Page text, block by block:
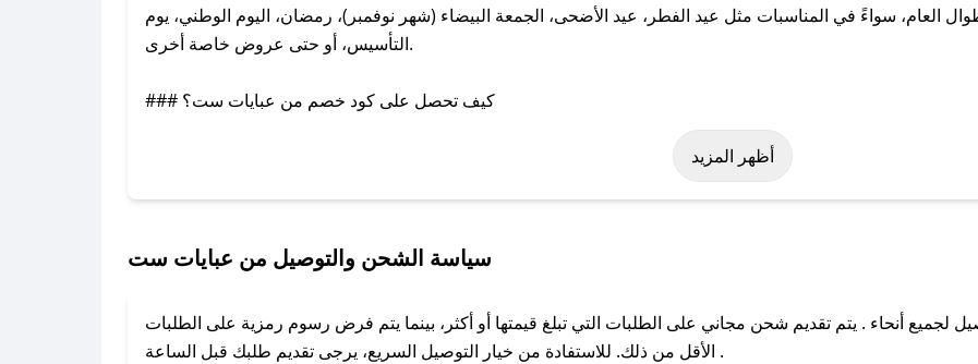
سواءً في المناسبات مثل عيد الفطر، عيد الأضحى، الجمعة البيضاء (شهر نوفمبر)، رمضان، اليوم الوطني، يوم
التأسيس، أو حتى عروض خاصة أخرى.
### كيف تحصل على كود خصم من عبايات ست؟
على كود خصم عبايات ست. وفي حال عدم توفر الكوبون، تواصل معنا عبر تويتر أو البريد الإلكتروني لإضافته بسرعة.
مع فريق دعم صحصح عبر الرسائل الخاصة على تويتر أو البريد الإلكتروني، وسنقوم بحل المشكلة في أسرع وقت ممكن.
أظهر المزيد
سياسة الشحن والتوصيل من عبايات ست
أنحاء . يتم تقديم شحن مجاني على الطلبات التي تبلغ قيمتها أو أكثر، بينما يتم فرض رسوم رمزية على الطلبات
الأقل من ذلك. للاستفادة من خيار التوصيل السريع، يرجى تقديم طلبك قبل الساعة .